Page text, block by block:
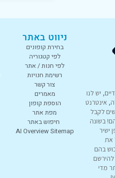
יש לנו
אינטרנט
לקבל
בשונה
ישיר
את
בהם
להירשם
מדי
ניווט באתר
בחירת קופונים
לפי קטגוריה
לפי חנות / אתר
רשימת חנויות
צור קשר
מאמרים
הוספת קופון
מפת אתר
חיפוש באתר
AI Overview Sitemap